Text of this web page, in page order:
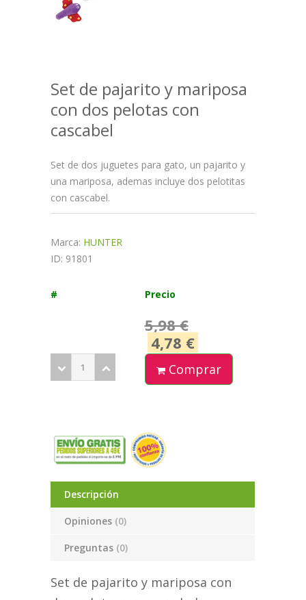
Set de pajarito y mariposa
con dos pelotas con
cascabel
Set de dos juguetes para gato, un pajarito y
una mariposa, ademas incluye dos pelotitas
con cascabel.
Marca: HUNTER
ID: 91801
# Precio
5,98 €
4,78 €
Comprar
Descripción
Opiniones (0)
Preguntas (0)
Set de pajarito y mariposa con